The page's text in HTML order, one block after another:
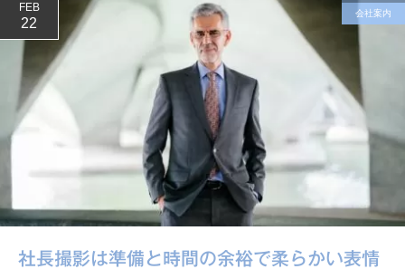
FEB
22
会社案内
社長撮影は準備と時間の余裕で柔らかい表情